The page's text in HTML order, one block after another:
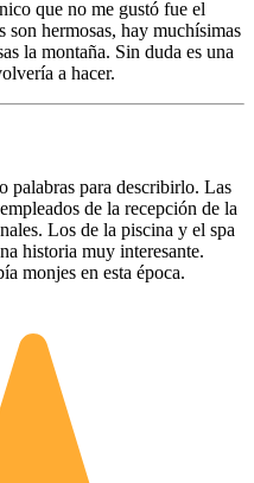
que no me gustó fue el
son hermosas, hay muchísimas
la montaña. Sin duda es una
a hacer.
palabras para describirlo. Las
de la recepción de la
Los de la piscina y el spa
historia muy interesante.
monjes en esta época.